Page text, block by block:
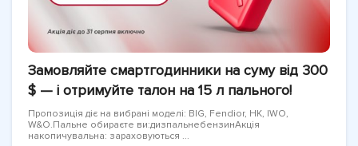
Замовляйте смартгодинники на суму від 300
$ — і отримуйте талон на 15 л пального!
Пропозиція діє на вибрані моделі: BIG, Fendior, HK, IWO,
W&O.Пальне обираєте ви:дизпальнебензинАкція
накопичувальна: зараховуються ...